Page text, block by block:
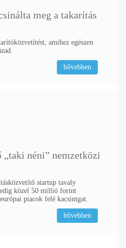
meg a takarítás
amihez egészen
bővebben
néni” nemzetközi
startup tavaly
közel 50 millió forint
piacok felé kacsintgat.
bővebben